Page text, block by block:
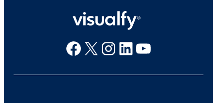
Facebook
X Instagram
Linkedin
Youtube